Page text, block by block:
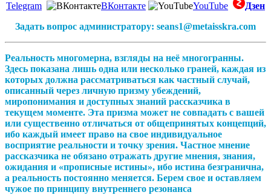
Telegram ВКонтакте YouTube
Дзен
Задать вопрос администратору: seans1@metaisskra.com
Реальность многомерна, взгляды на неё многогранны.
Здесь показана лишь одна или несколько граней, каждая из
которых должна рассматриваться как частный случай,
описанный через личную призму убеждений,
миропонимания и доступных знаний рассказчика в
текущем моменте. Эта призма может не совпадать с вашей
или существенно отличаться от общепринятых концепций,
ибо каждый имеет право на свое индивидуальное
восприятие реальности и точку зрения. Частное мнение
рассказчика не обязано отражать другие мнения, знания,
ожидания и «прописные истины», ибо истина безгранична,
а реальность постоянно меняется. Берем свое и оставляем
чужое по принципу внутреннего резонанса